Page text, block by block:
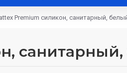
Premium силикон, санитарный,